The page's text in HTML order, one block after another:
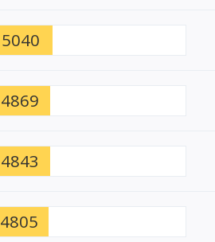
5040
4869
4843
4805